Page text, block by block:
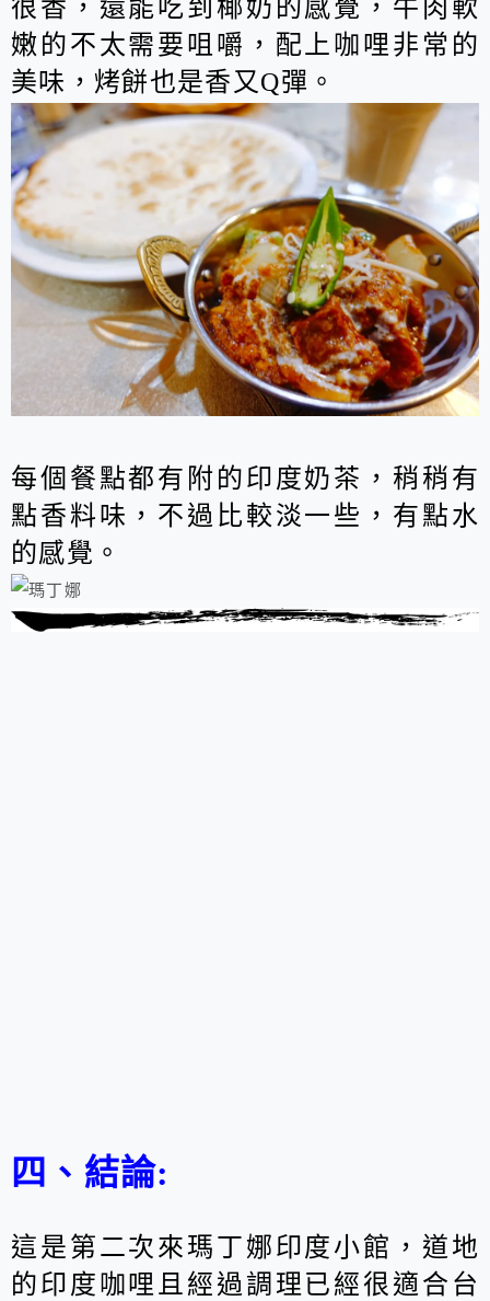
很香，還能吃到椰奶的感覺，牛肉軟
嫩的不太需要咀嚼，配上咖哩非常的
美味，烤餅也是香又Q彈。
每個餐點都有附的印度奶茶，稍稍有
點香料味，不過比較淡一些，有點水
的感覺。
四、結論:
這是第二次來瑪丁娜印度小館，道地
的印度咖哩且經過調理已經很適合台